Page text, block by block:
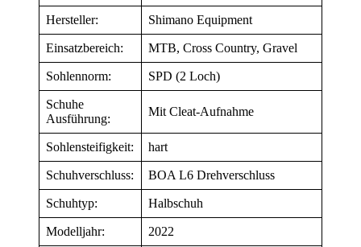
Hersteller: Shimano Equipment
Einsatzbereich: MTB, Cross Country, Gravel
Sohlennorm: SPD (2 Loch)
Schuhe
Ausführung:
Mit Cleat-Aufnahme
Sohlensteifigkeit: hart
Schuhverschluss: BOA L6 Drehverschluss
Schuhtyp: Halbschuh
Modelljahr: 2022